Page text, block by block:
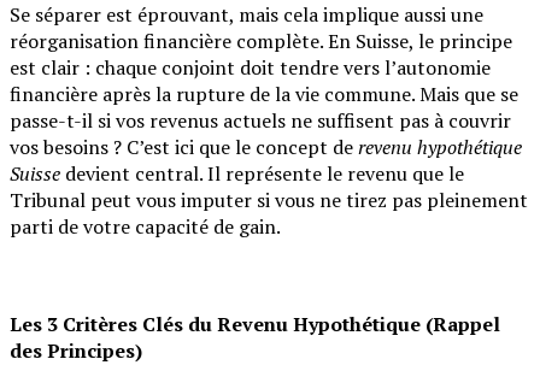
Se séparer est éprouvant, mais cela implique aussi une
réorganisation financière complète. En Suisse, le principe
est clair : chaque conjoint doit tendre vers l’autonomie
financière après la rupture de la vie commune. Mais que se
passe-t-il si vos revenus actuels ne suffisent pas à couvrir
vos besoins ? C’est ici que le concept derevenu hypothétique
Suisse devient central. Il représente le revenu que le
Tribunal peut vous imputer si vous ne tirez pas pleinement
parti de votre capacité de gain.
Les 3 Critères Clés du Revenu Hypothétique (Rappel
des Principes)